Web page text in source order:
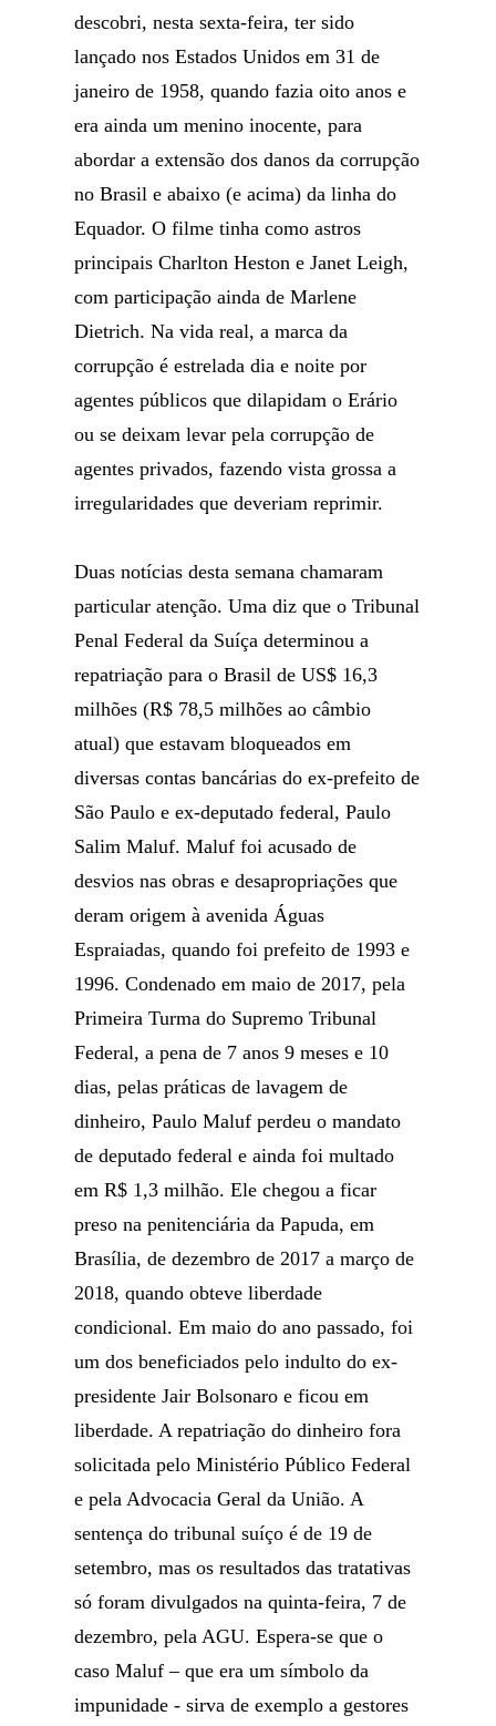
descobri, nesta sexta-feira, ter sido
lançado nos Estados Unidos em 31 de
janeiro de 1958, quando fazia oito anos e
era ainda um menino inocente, para
abordar a extensão dos danos da corrupção
no Brasil e abaixo (e acima) da linha do
Equador. O filme tinha como astros
principais Charlton Heston e Janet Leigh,
com participação ainda de Marlene
Dietrich. Na vida real, a marca da
corrupção é estrelada dia e noite por
agentes públicos que dilapidam o Erário
ou se deixam levar pela corrupção de
agentes privados, fazendo vista grossa a
irregularidades que deveriam reprimir.
Duas notícias desta semana chamaram
particular atenção. Uma diz que o Tribunal
Penal Federal da Suíça determinou a
repatriação para o Brasil de US$ 16,3
milhões (R$ 78,5 milhões ao câmbio
atual) que estavam bloqueados em
diversas contas bancárias do ex-prefeito de
São Paulo e ex-deputado federal, Paulo
Salim Maluf. Maluf foi acusado de
desvios nas obras e desapropriações que
deram origem à avenida Águas
Espraiadas, quando foi prefeito de 1993 e
1996. Condenado em maio de 2017, pela
Primeira Turma do Supremo Tribunal
Federal, a pena de 7 anos 9 meses e 10
dias, pelas práticas de lavagem de
dinheiro, Paulo Maluf perdeu o mandato
de deputado federal e ainda foi multado
em R$ 1,3 milhão. Ele chegou a ficar
preso na penitenciária da Papuda, em
Brasília, de dezembro de 2017 a março de
2018, quando obteve liberdade
condicional. Em maio do ano passado, foi
um dos beneficiados pelo indulto do ex-
presidente Jair Bolsonaro e ficou em
liberdade. A repatriação do dinheiro fora
solicitada pelo Ministério Público Federal
e pela Advocacia Geral da União. A
sentença do tribunal suíço é de 19 de
setembro, mas os resultados das tratativas
só foram divulgados na quinta-feira, 7 de
dezembro, pela AGU. Espera-se que o
caso Maluf – que era um símbolo da
impunidade - sirva de exemplo a gestores